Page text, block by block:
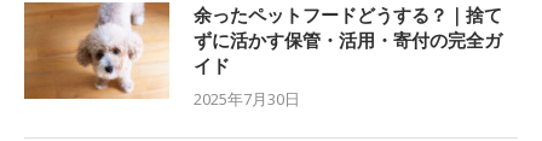
余ったペットフードどうする？｜捨て
ずに活かす保管・活用・寄付の完全ガ
イド
2025年7月30日